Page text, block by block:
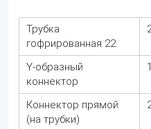
Трубка
гофрированная 22
Y-образный
коннектор
1
Коннектор прямой
(на трубки)